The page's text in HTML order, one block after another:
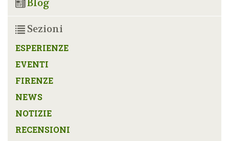
Blog
Sezioni
ESPERIENZE
EVENTI
FIRENZE
NEWS
NOTIZIE
RECENSIONI